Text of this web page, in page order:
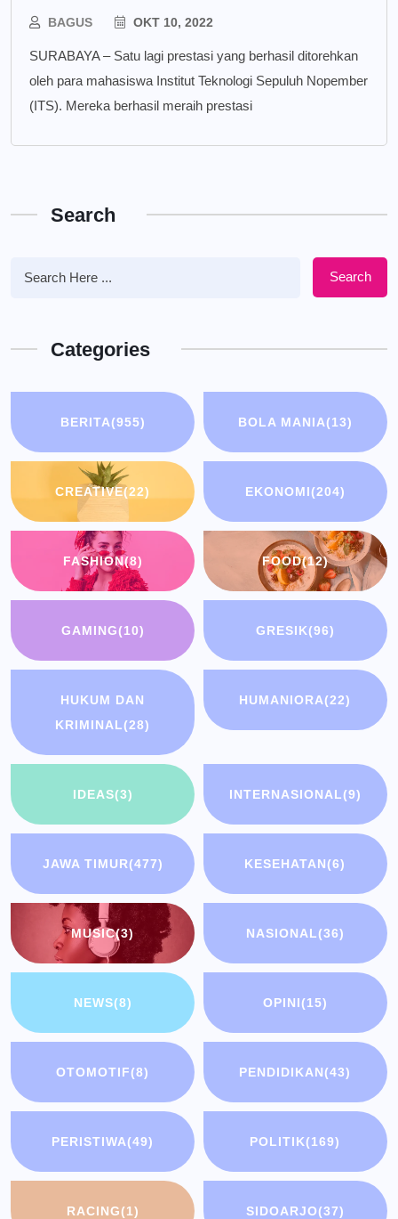
BAGUS OKT 10, 2022
SURABAYA – Satu lagi prestasi yang berhasil ditorehkan
oleh para mahasiswa Institut Teknologi Sepuluh Nopember
(ITS). Mereka berhasil meraih prestasi
Search
Search
Categories
BERITA(955) BOLA MANIA(13)
CREATIVE(22) EKONOMI(204)
FASHION(8) FOOD(12)
GAMING(10) GRESIK(96)
HUKUM DAN
KRIMINAL(28)
HUMANIORA(22)
IDEAS(3) INTERNASIONAL(9)
JAWA TIMUR(477) KESEHATAN(6)
MUSIC(3) NASIONAL(36)
NEWS(8) OPINI(15)
OTOMOTIF(8) PENDIDIKAN(43)
PERISTIWA(49) POLITIK(169)
RACING(1) SIDOARJO(37)